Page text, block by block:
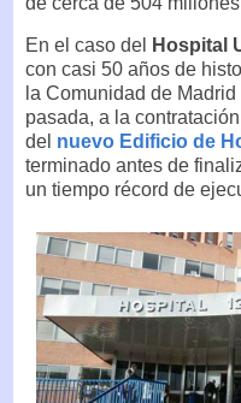
En el caso del
Hospital
con casi 50 años de
la Comunidad de
pasada, a la
del nuevo Edificio de
terminado antes de
un tiempo récord de